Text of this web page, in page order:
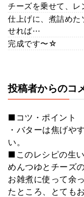
チーズを乗せて、レ
仕上げに、煮詰め
せれば⋯
完成です〜☆
投稿者からのコ
■コツ・ポイント
・バターは焦げや
い。
■このレシピの生
めんつゆとチーズ
お雑煮に使って余
たところ、とても